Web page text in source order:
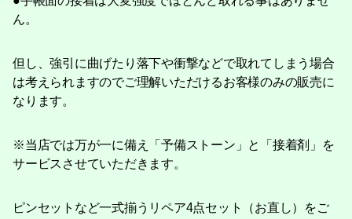
ん。
但し、強引に曲げたり落下や衝撃などで取れてしまう場合
は考えられますのでご理解いただけるお客様のみの販売に
なります。
※当店では万が一に備え「予備ストーン」と「接着剤」を
サービスさせていただきます。
ピンセットなど一式揃うリペア4点セット（お直し）をご